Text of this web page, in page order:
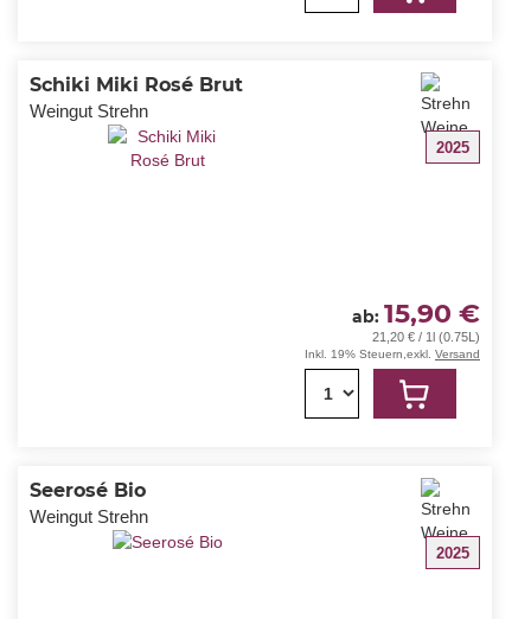
Schiki Miki Rosé Brut
Weingut Strehn
2025
ab 15,90 €
21,20 € / 1l (0.75L)
Inkl. 19% Steuern exkl. Versand
1
Seerosé Bio
Weingut Strehn
2025